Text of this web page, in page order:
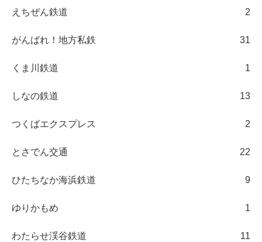
えちぜん鉄道 2
がんばれ！地方私鉄 31
くま川鉄道 1
しなの鉄道 13
つくばエクスプレス 2
とさでん交通 22
ひたちなか海浜鉄道 9
ゆりかもめ 1
わたらせ渓谷鉄道 11